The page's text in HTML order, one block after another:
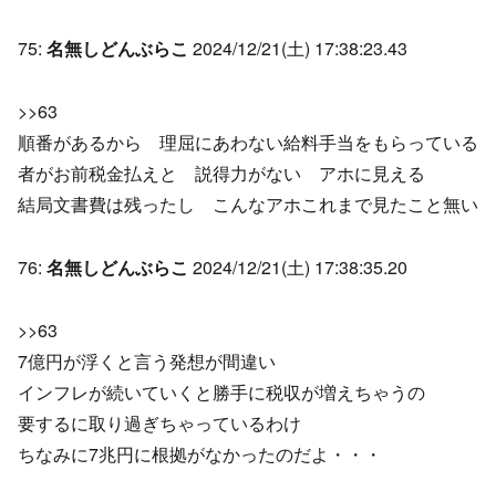
75: 名無しどんぶらこ 2024/12/21(土) 17:38:23.43
>>63
順番があるから 理屈にあわない給料手当をもらっている
者がお前税金払えと 説得力がない アホに見える
結局文書費は残ったし こんなアホこれまで見たこと無い
76: 名無しどんぶらこ 2024/12/21(土) 17:38:35.20
>>63
7億円が浮くと言う発想が間違い
インフレが続いていくと勝手に税収が増えちゃうの
要するに取り過ぎちゃっているわけ
ちなみに7兆円に根拠がなかったのだよ・・・